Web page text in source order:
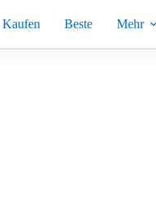
Kaufen Beste Mehr